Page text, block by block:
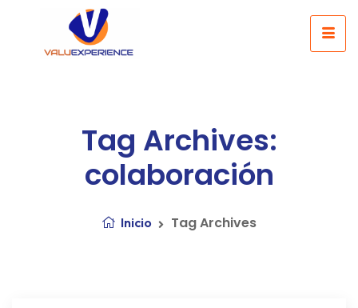
Tag Archives:
colaboración
Inicio Tag Archives